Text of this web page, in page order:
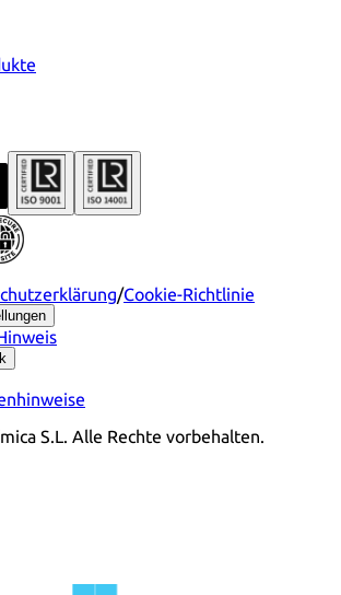
/Cookie-Richtlinie
S.L. Alle Rechte vorbehalten.